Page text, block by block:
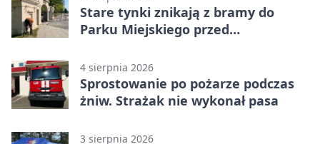
Stare tynki znikają z bramy do
Parku Miejskiego przed
4 sierpnia 2026
Sprostowanie po pożarze podczas
żniw. Strażak nie wykonał pasa
3 sierpnia 2026